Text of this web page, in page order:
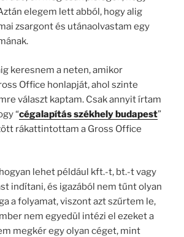
elegem lett abból, hogy alig
zsargont és utánaolvastam egy
keresnem a neten, amikor
Office honlapját, ahol szinte
választ kaptam. Csak annyit írtam
“cégalapítás székhely budapest”
rákattintottam a Gross Office
lehet például kft.-t, bt.-t vagy
indítani, és igazából nem tűnt olyan
a folyamat, viszont azt szűrtem le,
nem egyedül intézi el ezeket a
megkér egy olyan céget, mint